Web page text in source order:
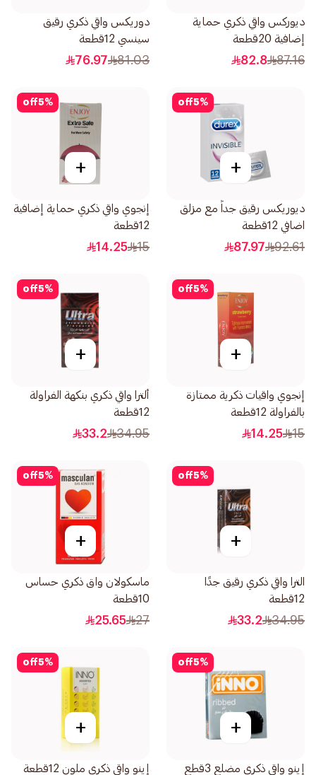
ديوركس واقي ذكري حماية
إضافية 20قطعة
87.16
82.8
دوريكس واقي ذكري رقيق
سينسي 12قطعة
81.03
76.97
5%
off
+
ديوريكس رقيق جداً مع مزلق
اضافي 12قطعة
92.61
87.97
5%
off
+
إنجوي واقي ذكري حماية إضافية
12قطعة
15
14.25
5%
off
+
إنجوي واقيات ذكرية ممتازة
بالفراولة 12قطعة
15
14.25
5%
off
+
ألترا واقي ذكري بنكهة الفراولة
12قطعة
34.95
33.2
5%
off
+
الترا واقي ذكري رقيق جدًا
12قطعة
34.95
33.2
5%
off
+
ماسكولان واق ذكري حساس
10قطعة
27
25.65
5%
off
+
إينو واقي ذكري مضلع 3قطع
5%
off
+
إينو واقي ذكري ملون 12قطعة